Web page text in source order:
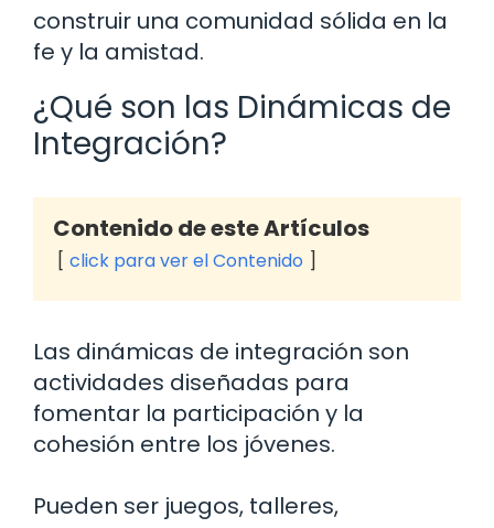
construir una comunidad sólida en la
fe y la amistad.
¿Qué son las Dinámicas de
Integración?
Contenido de este Artículos
click para ver el Contenido
Las dinámicas de integración son
actividades diseñadas para
fomentar la participación y la
cohesión entre los jóvenes.
Pueden ser juegos, talleres,